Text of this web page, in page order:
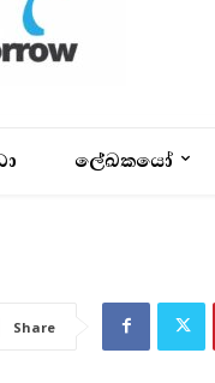
ලේඛකයෝ
Share